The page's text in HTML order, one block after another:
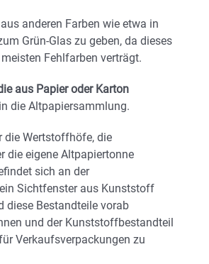
anderen Farben wie etwa in
Grün-Glas zu geben, da dieses
Fehlfarben verträgt.
aus Papier oder Karton
die Altpapiersammlung.
die Wertstoffhöfe, die
die eigene Altpapiertonne
sich an der
Sichtfenster aus Kunststoff
diese Bestandteile vorab
und der Kunststoffbestandteil
Verkaufsverpackungen zu